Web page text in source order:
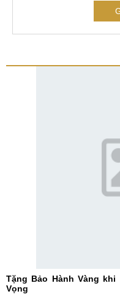
Tặng Bảo Hành Vàng
Vọng